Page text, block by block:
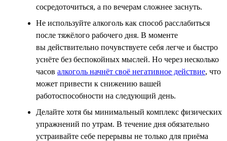
сосредоточиться, а по вечерам сложнее заснуть.
Не используйте алкоголь как способ расслабиться
после тяжёлого рабочего дня. В моменте
вы действительно почувствуете себя легче и быстро
уснёте без беспокойных мыслей. Но через несколько
часов алкоголь начнёт своё негативное действие, что
может привести к снижению вашей
работоспособности на следующий день.
Делайте хотя бы минимальный комплекс физических
упражнений по утрам. В течение дня обязательно
устраивайте себе перерывы не только для приёма